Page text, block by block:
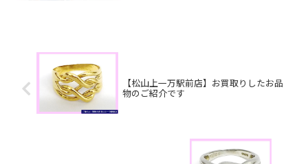
【松山上一万駅前店】お買取りしたお品
物のご紹介です